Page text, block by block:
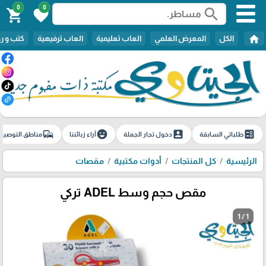
search
0
favorite
0
shopping_cart
home الكل المعرض العلمي العاب تعليمية العاب ترفيهية كتب و
ballotطلباتي السابقة account_boxدخول تجار الجملة emoji_emotionsآراء زبائننا commuteمناطق
الرئيسية كل المنتجات أدوات مكتبية مقصات
مقص حجم وسط ADEL تركي
1 / 1